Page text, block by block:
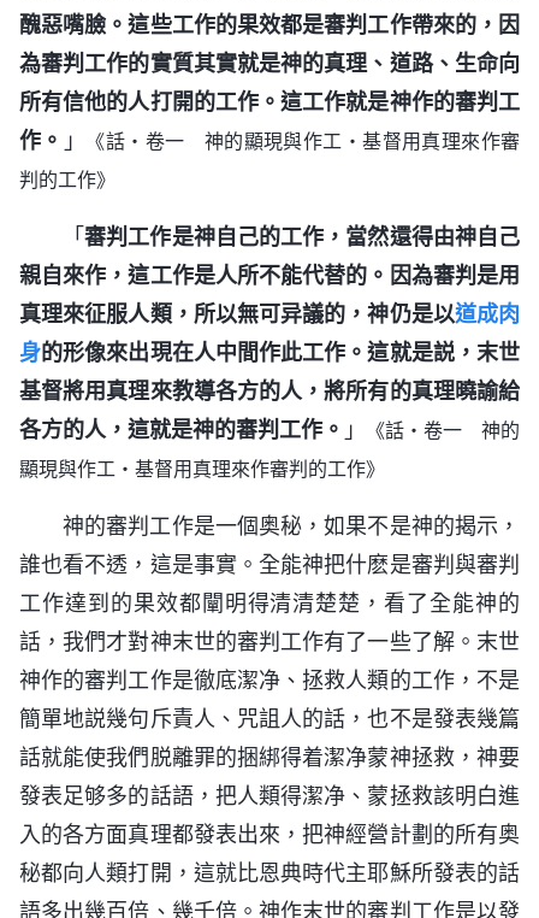
醜惡嘴臉。這些工作的果效都是審判工作帶來的，因
為審判工作的實質其實就是神的真理、道路、生命向
所有信他的人打開的工作。這工作就是神作的審判工
作。 」
《話・卷一 神的顯現與作工・基督用真理來作審
判的工作》
「審判工作是神自己的工作，當然還得由神自己
親自來作，這工作是人所不能代替的。因為審判是用
真理來征服人類，所以無可异議的，神仍是以道成肉
身的形像來出現在人中間作此工作。這就是説，末世
基督將用真理來教導各方的人，將所有的真理曉諭給
各方的人，這就是神的審判工作。 」
《話・卷一 神的
顯現與作工・基督用真理來作審判的工作》
神的審判工作是一個奥秘，如果不是神的揭示，
誰也看不透，這是事實。全能神把什麽是審判與審判
工作達到的果效都闡明得清清楚楚，看了全能神的
話，我們才對神末世的審判工作有了一些了解。末世
神作的審判工作是徹底潔净、拯救人類的工作，不是
簡單地説幾句斥責人、咒詛人的話，也不是發表幾篇
話就能使我們脱離罪的捆綁得着潔净蒙神拯救，神要
發表足够多的話語，把人類得潔净、蒙拯救該明白進
入的各方面真理都發表出來，把神經營計劃的所有奥
秘都向人類打開，這就比恩典時代主耶穌所發表的話
語多出幾百倍、幾千倍。神作末世的審判工作是以發